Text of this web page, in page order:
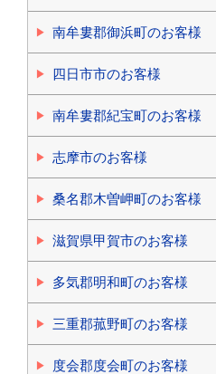
南牟婁郡御浜町のお客様
四日市市のお客様
南牟婁郡紀宝町のお客様
志摩市のお客様
桑名郡木曽岬町のお客様
滋賀県甲賀市のお客様
多気郡明和町のお客様
三重郡菰野町のお客様
度会郡度会町のお客様